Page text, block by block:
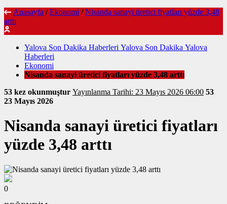
Anasayfa / Ekonomi / Nisanda sanayi üretici fiyatları yüzde 3,48
arttı
Yalova Son Dakika Haberleri Yalova Son Dakika Yalova
Haberleri
Ekonomi
Nisanda sanayi üretici fiyatları yüzde 3,48 arttı
53 kez okunmuştur
Yayınlanma Tarihi: 23 Mayıs 2026 06:00 53
23 Mayıs 2026
Nisanda sanayi üretici fiyatları
yüzde 3,48 arttı
0